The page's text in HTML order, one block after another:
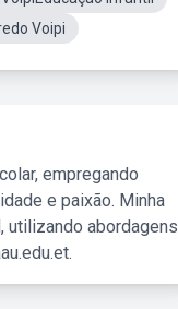
Voipi
empregando
e paixão. Minha
utilizando abordagens